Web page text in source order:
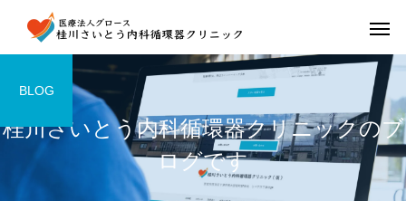
桂川さいとう内科循環器クリニックのブ
ログです
BLOG